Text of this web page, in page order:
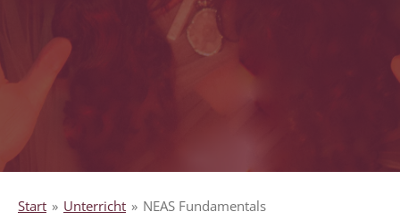
Start » Unterricht » NEAS Fundamentals